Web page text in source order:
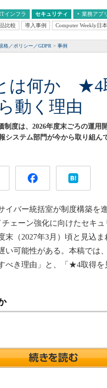
インフラ セキュリティ 業務アプリ
プライズAI
テム
経営とIT 医療
比較 導入事例 Computer Weekly日
格／ポリシー／GDPR 事例
は何か ★4
動く理由
制度は、2026年度末ごろの運用
システム部門が今から取り組ん
バー統括室が制度構築を
チェーン強化に向けたセキ
末（2027年3月）頃と見込
い可能性がある。本稿では
べき理由」と、「★4取得を